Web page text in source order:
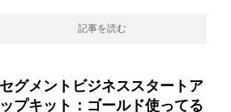
記事を読む
セグメントビジネススタートア
ップキット：ゴールド使ってる